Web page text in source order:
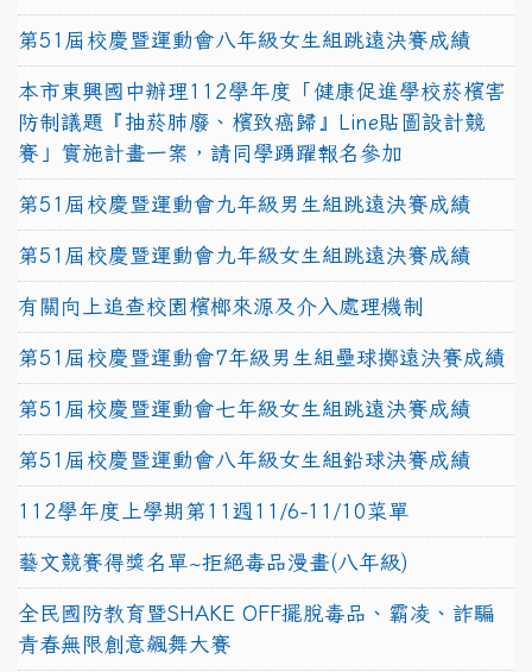
第51屆校慶暨運動會八年級女生組跳遠決賽成績
本市東興國中辦理112學年度「健康促進學校菸檳害
防制議題『抽菸肺廢、檳致癌歸』Line貼圖設計競
賽」實施計畫一案，請同學踴躍報名參加
第51屆校慶暨運動會九年級男生組跳遠決賽成績
第51屆校慶暨運動會九年級女生組跳遠決賽成績
有關向上追查校園檳榔來源及介入處理機制
第51屆校慶暨運動會7年級男生組壘球擲遠決賽成績
第51屆校慶暨運動會七年級女生組跳遠決賽成績
第51屆校慶暨運動會八年級女生組鉛球決賽成績
112學年度上學期第11週11/6-11/10菜單
藝文競賽得獎名單~拒絕毒品漫畫(八年級)
全民國防教育暨SHAKE OFF擺脫毒品、霸凌、詐騙
青春無限創意飆舞大賽